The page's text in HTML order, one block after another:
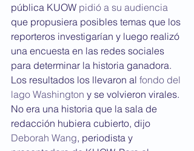
pública KUOW pidió a su audiencia
que propusiera posibles temas que los
reporteros investigarían y luego realizó
una encuesta en las redes sociales
para determinar la historia ganadora.
Los resultados los llevaron al fondo del
lago Washington y se volvieron virales.
No era una historia que la sala de
redacción hubiera cubierto, dijo
Deborah Wang, periodista y